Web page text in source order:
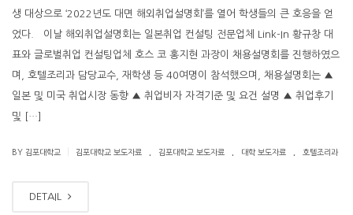
생 대상으로 ‘2022년도 대면 해외취업설명회’를 열어 학생들의 큰 호응을 얻
었다. 이날 해외취업설명회는 일본취업 컨설팅 전문업체 Link-In 황규창 대
표와 글로벌취업 컨설팅업체 호스 코 홍지현 과장이 채용설명회를 진행하였으
며, 호텔조리과 담당교수, 재학생 등 40여명이 참석했으며, 채용설명회는 ▲
일본 및 미국 취업시장 동향 ▲ 취업비자 자격기준 및 요건 설명 ▲ 취업후기
및 […]
BY 김포대학교 김포대학교 보도자료 김포대학교 보도자료 대학 보도자료 호텔조리과
DETAIL